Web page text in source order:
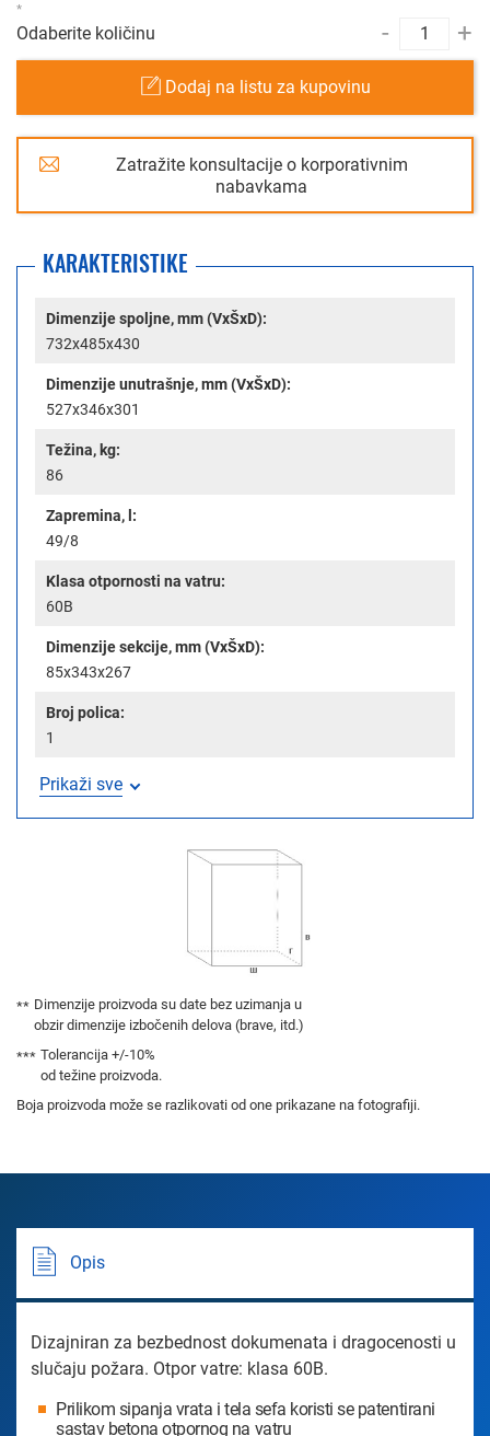
Odaberite količinu - +
Dodaj na listu za kupovinu
Zatražite konsultacije o korporativnim
nabavkama
KARAKTERISTIKE
Dimenzije spoljne, mm (VxŠxD):
732x485x430
Dimenzije unutrašnje, mm (VxŠxD):
527x346x301
Težina, kg:
86
Zapremina, l:
49/8
Klasa otpornosti na vatru:
60B
Dimenzije sekcije, mm (VxŠxD):
85x343x267
Broj polica:
1
Prikaži sve
Dimenzije proizvoda su date bez uzimanja u
obzir dimenzije izbočenih delova (brave, itd.)
Tolerancija +/-10%
od težine proizvoda.
Boja proizvoda može se razlikovati od one prikazane na fotografiji.
Opis
Dizajniran za bezbednost dokumenata i dragocenosti u
slučaju požara. Otpor vatre: klasa 60B.
Prilikom sipanja vrata i tela sefa koristi se patentirani
sastav betona otpornog na vatru